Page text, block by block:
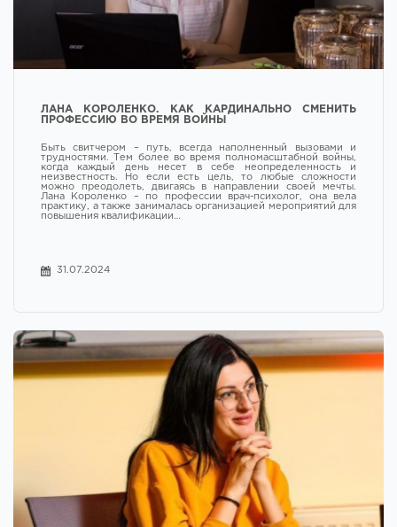
ЛАНА КОРОЛЕНКО. КАК КАРДИНАЛЬНО СМЕНИТЬ
ПРОФЕССИЮ ВО ВРЕМЯ ВОЙНЫ
Быть свитчером – путь, всегда наполненный вызовами и
трудностями. Тем более во время полномасштабной войны,
когда каждый день несет в себе неопределенность и
неизвестность. Но если есть цель, то любые сложности
можно преодолеть, двигаясь в направлении своей мечты.
Лана Короленко – по профессии врач-психолог, она вела
практику, а также занималась организацией мероприятий для
повышения квалификации…
31.07.2024